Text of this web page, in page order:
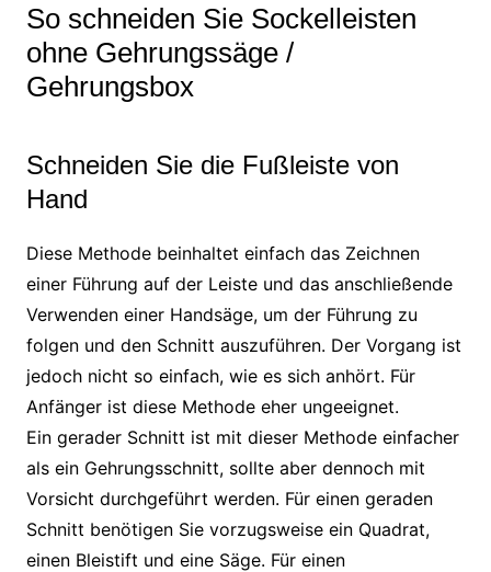
So schneiden Sie Sockelleisten
ohne Gehrungssäge /
Gehrungsbox
Schneiden Sie die Fußleiste von
Hand
Diese Methode beinhaltet einfach das Zeichnen
einer Führung auf der Leiste und das anschließende
Verwenden einer Handsäge, um der Führung zu
folgen und den Schnitt auszuführen. Der Vorgang ist
jedoch nicht so einfach, wie es sich anhört. Für
Anfänger ist diese Methode eher ungeeignet.
Ein gerader Schnitt ist mit dieser Methode einfacher
als ein Gehrungsschnitt, sollte aber dennoch mit
Vorsicht durchgeführt werden. Für einen geraden
Schnitt benötigen Sie vorzugsweise ein Quadrat,
einen Bleistift und eine Säge. Für einen